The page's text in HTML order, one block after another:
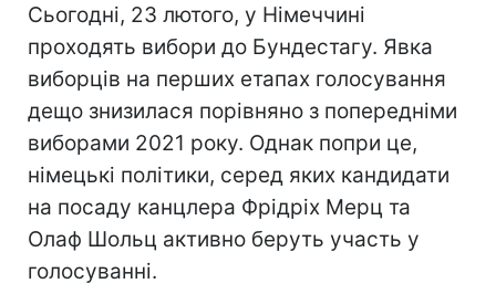
Сьогодні, 23 лютого, у Німеччині
проходять вибори до Бундестагу. Явка
виборців на перших етапах голосування
дещо знизилася порівняно з попередніми
виборами 2021 року. Однак попри це,
німецькі політики, серед яких кандидати
на посаду канцлера Фрідріх Мерц та
Олаф Шольц активно беруть участь у
голосуванні.